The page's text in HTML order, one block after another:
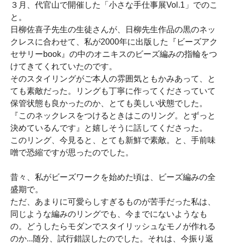
３月、代官山で開催した「小さな手仕事展Vol.1」でのこ
と。
日柳佐喜子先生の生徒さんが、日柳先生作品の黒のネッ
クレスに合わせて、私が2000年に出版した『ビーズアク
セサリーbook』の中のオニキスのビーズ編みの指輪をつ
けてきてくれていたのです。
そのスタイリングがご本人の雰囲気ともかみあって、と
ても素敵だった。リングも丁寧に作ってくださっていて
保管状態も良かったのか、とても美しい状態でした。
『このネックレスをつけるときはこのリング。とずっと
決めているんです』と嬉しそうに話してくださった。
このリング、今見ると、とても新鮮で素敵。と、手前味
噌で恐縮ですが思ったのでした。
昔々、私がビーズワークを始めた頃は、ビーズ編みの全
盛期で。
ただ、あまりに可愛らしすぎるものが苦手だった私は、
同じような編みのリングでも、今までにないようなも
の。どうしたらモダンでスタイリッシュなモノが作れる
のか...随分、試行錯誤したのでした。それは、今振り返